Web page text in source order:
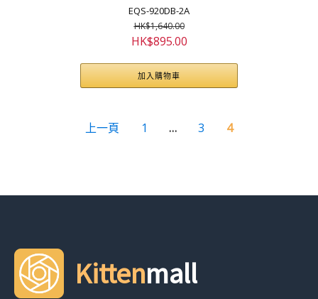
EQS-920DB-2A
HK$1,640.00
原
價
格：
HK$895.00目
價
格：
加入購物車
上一頁 1 … 3 4
Kittenmall